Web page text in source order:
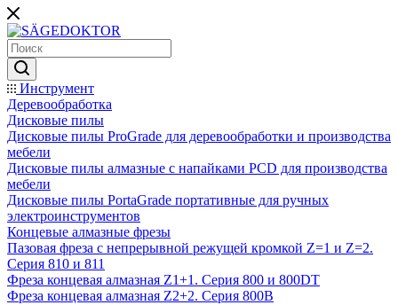
Инструмент
Деревообработка
Дисковые пилы
Дисковые пилы ProGrade для деревообработки и производства
мебели
Дисковые пилы алмазные с напайками PCD для производства
мебели
Дисковые пилы PortaGrade портативные для ручных
электроинструментов
Концевые алмазные фрезы
Пазовая фреза с непрерывной режущей кромкой Z=1 и Z=2.
Серия 810 и 811
Фреза концевая алмазная Z1+1. Серия 800 и 800DT
Фреза концевая алмазная Z2+2. Серия 800B